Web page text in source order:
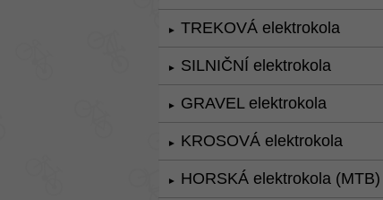
► TREKOVÁ elektrokola
► SILNIČNÍ elektrokola
► GRAVEL elektrokola
► KROSOVÁ elektrokola
► HORSKÁ elektrokola (MTB)